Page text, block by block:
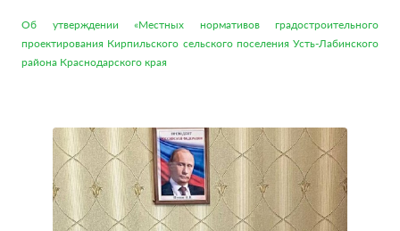
Об утверждении «Местных нормативов градостроительного
проектирования Кирпильского сельского поселения Усть-Лабинского
района Краснодарского края